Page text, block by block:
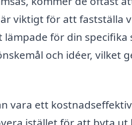
viktigt för att fastställa
för din specifika
och idéer, vilket
vara ett